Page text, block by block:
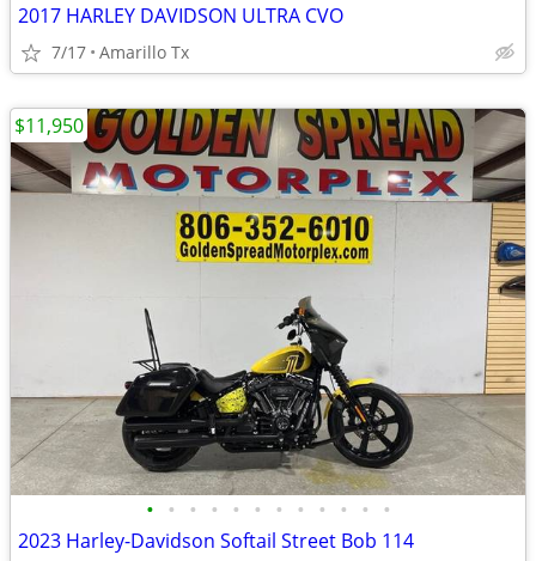
2017 HARLEY DAVIDSON ULTRA CVO
7/17 Amarillo Tx
• • • • • • • • • • • •
2023 Harley-Davidson Softail Street Bob 114
$11,950